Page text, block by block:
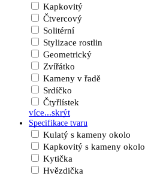
Kapkovitý
Čtvercový
Solitérní
Stylizace rostlin
Geometrický
Zvířátko
Kameny v řadě
Srdíčko
Čtyřlístek
více...skrýt
Specifikace tvaru
Kulatý s kameny okolo
Kapkovitý s kameny okolo
Kytička
Hvězdička